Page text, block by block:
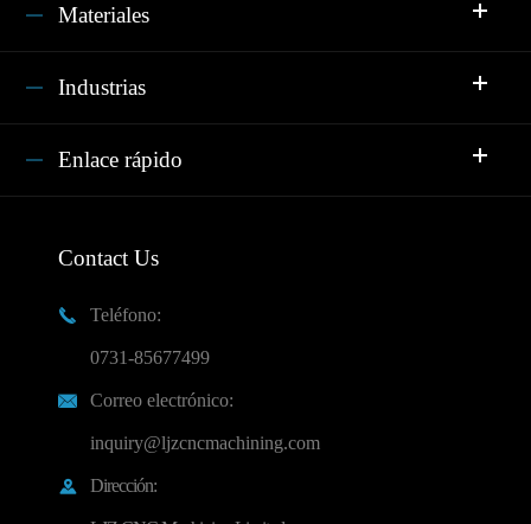
Materiales
Industrias
Enlace rápido
Contact Us

Teléfono:
0731-85677499

Correo electrónico:
inquiry@ljzcncmachining.com

Dirección: